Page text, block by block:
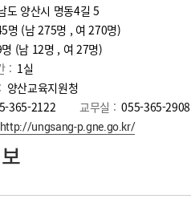
도 양산시 명동4길 5
명 (남 275명 , 여 270명)
(남 12명 , 여 27명)
: 1실
양산교육지원청
365-2122 교무실 : 055-365-2908
http://ungsang-p.gne.go.kr/